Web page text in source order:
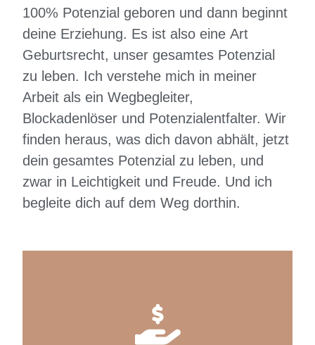
100% Potenzial geboren und dann beginnt
deine Erziehung. Es ist also eine Art
Geburtsrecht, unser gesamtes Potenzial
zu leben. Ich verstehe mich in meiner
Arbeit als ein Wegbegleiter,
Blockadenlöser und Potenzialentfalter. Wir
finden heraus, was dich davon abhält, jetzt
dein gesamtes Potenzial zu leben, und
zwar in Leichtigkeit und Freude. Und ich
begleite dich auf dem Weg dorthin.
Im Grunde ist es eine Entscheidung, im Wesentlichen
aus dem Herzen, Reichtum und Fülle wirklich annehmen
zu können. Es sind Blockaden und Begrenzungen, die